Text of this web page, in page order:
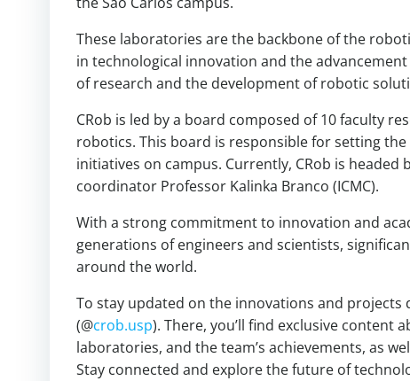
These laboratories are the backbone of the
in technological innovation and the
of research and the development of robotic
CRob is led by a board composed of 10 faculty
robotics. This board is responsible for setting
initiatives on campus. Currently, CRob is headed
coordinator Professor Kalinka Branco (ICMC).
With a strong commitment to innovation and
generations of engineers and scientists,
around the world.
To stay updated on the innovations and projects
(@crob.usp). There, you’ll find exclusive content
laboratories, and the team’s achievements, as
Stay connected and explore the future of